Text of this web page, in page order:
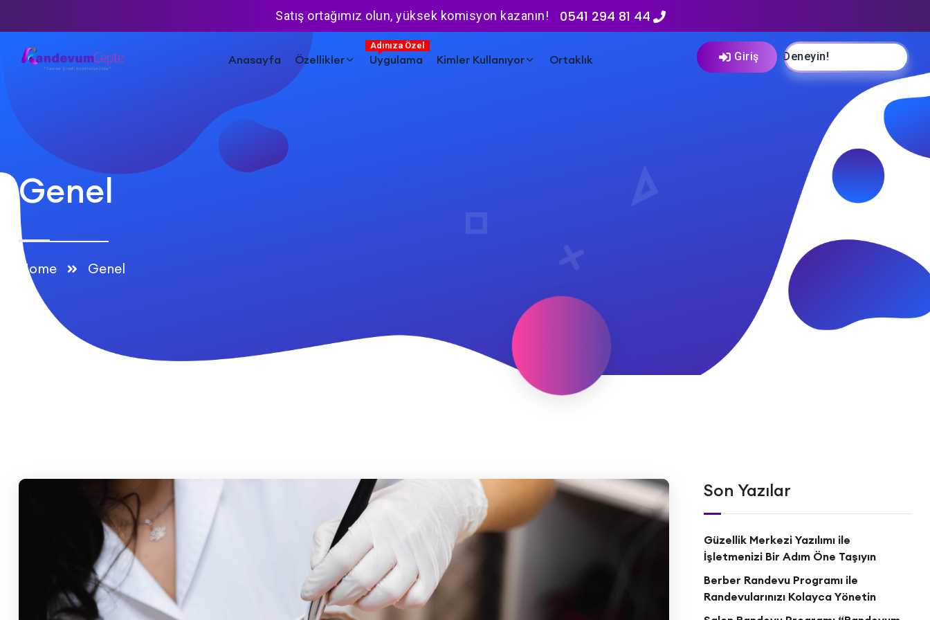
Satış ortağımız olun, yüksek komisyon kazanın! 0541 294 81 44
Anasayfa Özellikler
Adınıza Özel
Uygulama Kimler Kullanıyor Ortaklık Giriş Ücretsiz Deneyin!
Genel
Home Genel
Son Yazılar
Güzellik Merkezi Yazılımı ile
İşletmenizi Bir Adım Öne Taşıyın
Berber Randevu Programı ile
Randevularınızı Kolayca Yönetin